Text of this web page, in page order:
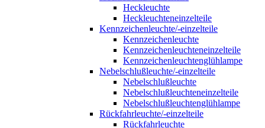
Heckleuchte
Heckleuchteneinzelteile
Kennzeichenleuchte/-einzelteile
Kennzeichenleuchte
Kennzeichenleuchteneinzelteile
Kennzeichenleuchtenglühlampe
Nebelschlußleuchte/-einzelteile
Nebelschlußleuchte
Nebelschlußleuchteneinzelteile
Nebelschlußleuchtenglühlampe
Rückfahrleuchte/-einzelteile
Rückfahrleuchte